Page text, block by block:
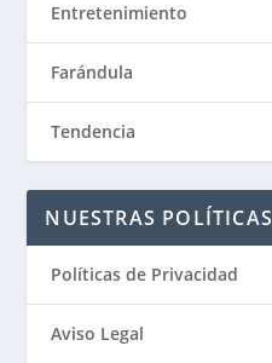
Entretenimiento
Farándula
Tendencia
NUESTRAS POLÍTICAS
Políticas de Privacidad
Aviso Legal